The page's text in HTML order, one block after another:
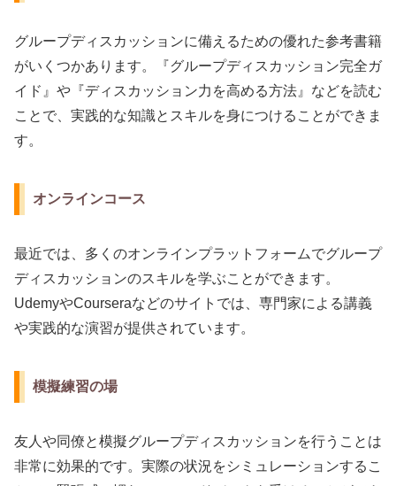
グループディスカッションに備えるための優れた参考書籍
がいくつかあります。『グループディスカッション完全ガ
イド』や『ディスカッション力を高める方法』などを読む
ことで、実践的な知識とスキルを身につけることができま
す。
オンラインコース
最近では、多くのオンラインプラットフォームでグループ
ディスカッションのスキルを学ぶことができます。
UdemyやCourseraなどのサイトでは、専門家による講義
や実践的な演習が提供されています。
模擬練習の場
友人や同僚と模擬グループディスカッションを行うことは
非常に効果的です。実際の状況をシミュレーションするこ